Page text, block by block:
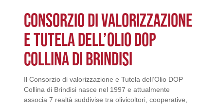
CONSORZIO DI VALORIZZAZIONE
E TUTELA DELL’OLIO DOP
COLLINA DI BRINDISI
Il Consorzio di valorizzazione e Tutela dell’Olio DOP
Collina di Brindisi nasce nel 1997 e attualmente
associa 7 realtà suddivise tra olivicoltori, cooperative,